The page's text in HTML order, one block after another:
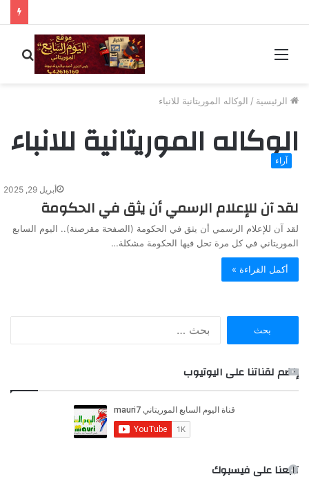
الرئيسية / الوكاله الموريتانية للانباء
الوكاله الموريتانية للانباء
آراء
أبريل 29, 2025
لقد آن للإعلام الرسمي أن يثق في الحكومة
لقد آن للإعلام الرسمي أن يثق في الحكومة (الصفحة مقرصنة).. اليوم السابع
الموريتاني في كل مرة تحل فيها الحكومة مشكلة…
أكمل القراءة »
ح
ث
ن
إنضم لقناتنا على اليوتيوب
تابعنا على فيسبوك